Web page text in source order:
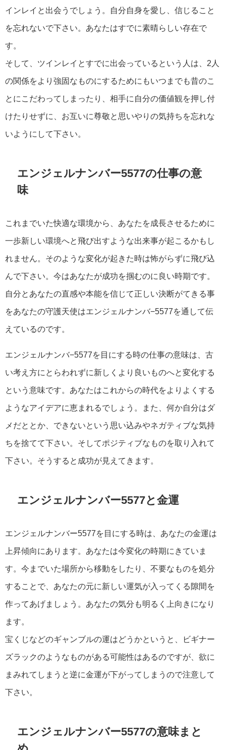
インレイと出会うでしょう。自分自身を愛し、信じること
を忘れないで下さい。あなたはすでに素晴らしい存在で
す。
そして、ツインレイとすでに出会っているという人は、2人
の関係をより強固なものにするためにもいつまでも昔のこ
とにこだわってしまったり、相手に自分の価値観を押し付
けたりせずに、お互いに尊敬と思いやりの気持ちを忘れな
いようにして下さい。
エンジェルナンバー5577の仕事の意
味
これまでいた快適な環境から、あなたを成長させるために
一歩新しい環境へと飛び出すような出来事が起こるかもし
れません。そのような変化が起きた時は怖がらずに飛び込
んで下さい。今はあなたが成功を掴むのに良い時期です。
自分とあなたの直感や本能を信じて正しい決断がてきる事
をあなたの守護天使はエンジェルナンバ−5577を通して伝
えているのです。
エンジェルナンバ−5577を目にする時の仕事の意味は、古
い考え方にとらわれずに新しくより良いものへと変化する
という意味です。あなたはこれからの時代をよりよくする
ようなアイデアに恵まれるでしょう。また、何か自分はダ
メだととか、できないという思い込みやネガティブな気持
ちを捨てて下さい。そしてポジティブなものを取り入れて
下さい。そうすると成功が見えてきます。
エンジェルナンバー5577と金運
エンジェルナンバー5577を目にする時は、あなたの金運は
上昇傾向にあります。あなたは今変化の時期にきていま
す。今までいた場所から移動をしたり、不要なものを処分
することで、あなたの元に新しい運気が入ってくる隙間を
作ってあげましょう。あなたの気分も明るく上向きになり
ます。
宝くじなどのギャンブルの運はどうかというと、ビギナー
ズラックのようなものがある可能性はあるのですが、欲に
まみれてしまうと逆に金運が下がってしまうので注意して
下さい。
エンジェルナンバー5577の意味まと